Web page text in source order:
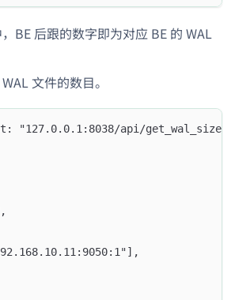
BE 后跟的数字即为对应 BE 的 WAL
文件的数目。
"127.0.0.1:8038/api/